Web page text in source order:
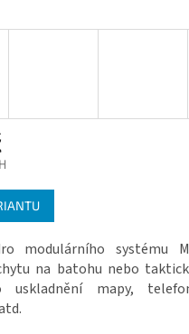
modulárního systému
na batohu nebo
uskladnění mapy,